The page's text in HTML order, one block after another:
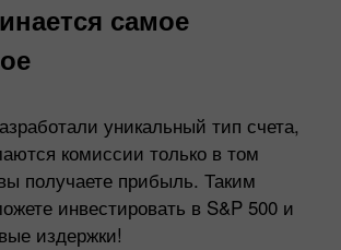
самое
уникальный тип счета,
комиссии только в том
получаете прибыль. Таким
инвестировать в S&P 500 и
издержки!